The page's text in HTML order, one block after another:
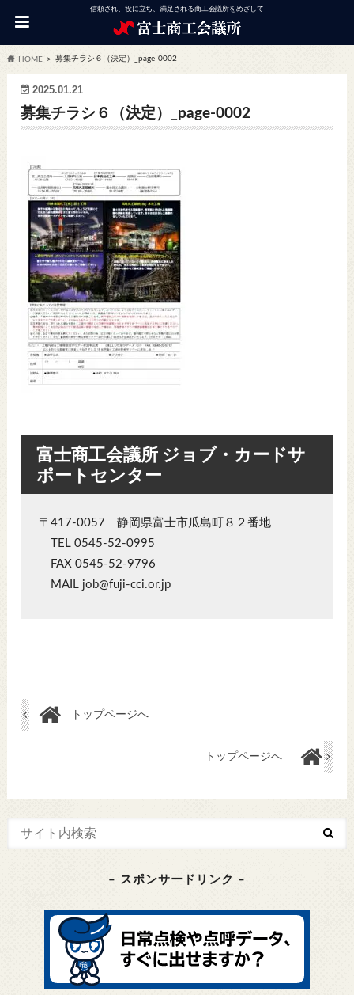
信頼され、役に立ち、満足される商工会議所をめざして
HOME 募集チラシ６（決定）_page-0002
2025.01.21
募集チラシ６（決定）_page-0002
富士商工会議所 ジョブ・カードサ
ポートセンター
〒417-0057 静岡県富士市瓜島町８２番地
TEL 0545-52-0995
FAX 0545-52-9796
MAIL job@fuji-cci.or.jp
トップページへ
トップページへ
– スポンサードリンク –